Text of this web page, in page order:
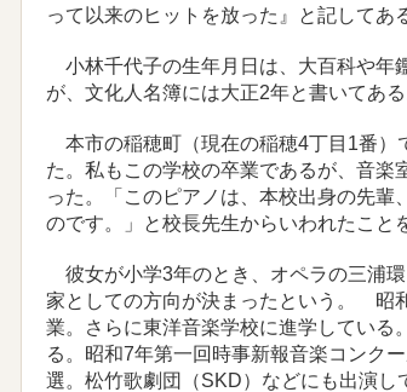
って以来のヒットを放った』と記してあ
小林千代子の生年月日は、大百科や年
が、文化人名簿には大正2年と書いてあ
本市の稲穂町（現在の稲穂4丁目1番）
た。私もこの学校の卒業であるが、音楽
った。「このピアノは、本校出身の先輩
のです。」と校長先生からいわれたこと
彼女が小学3年のとき、オペラの三浦
家としての方向が決まったという。 昭
業。さらに東洋音楽学校に進学している
る。昭和7年第一回時事新報音楽コンク
選。松竹歌劇団（SKD）などにも出演し